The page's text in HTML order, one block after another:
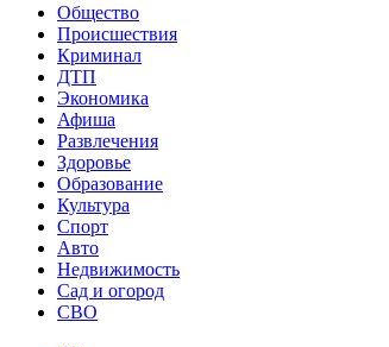
Общество
Происшествия
Криминал
ДТП
Экономика
Афиша
Развлечения
Здоровье
Образование
Культура
Спорт
Авто
Недвижимость
Сад и огород
СВО